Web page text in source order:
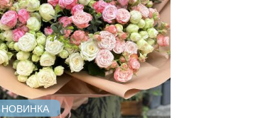
НОВИНКА